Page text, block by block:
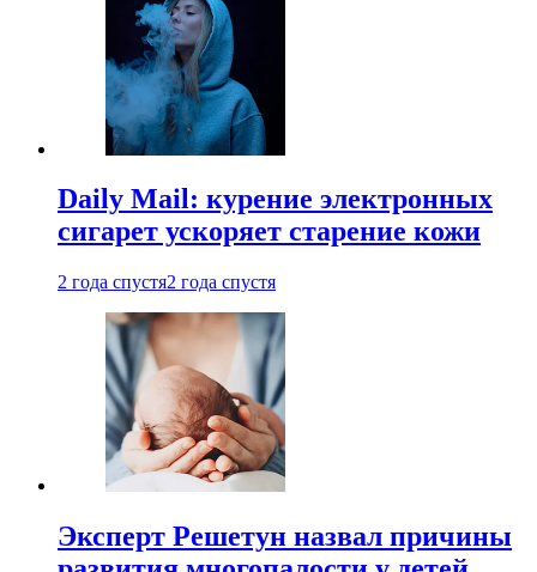
Daily Mail: курение электронных
сигарет ускоряет старение кожи
2 года спустя2 года спустя
Эксперт Решетун назвал причины